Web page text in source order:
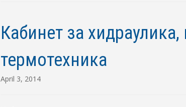
Кабинет за
термотехника
April 3, 2014